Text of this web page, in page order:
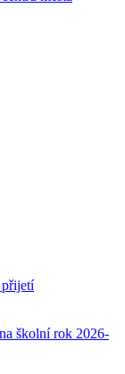
přijetí
školní rok 2026-